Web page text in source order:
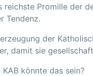
reichste Promille der
Tendenz.
der
damit sie
könnte das sein?